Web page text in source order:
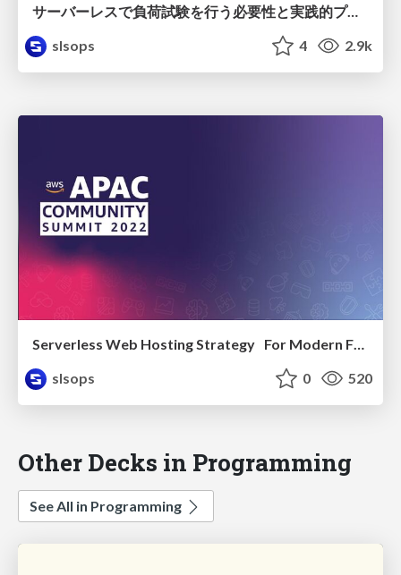
サーバーレスで負荷試験を行う必要性と実践的プラクティスの紹介/slsdays-tokyo-2023
slsops
4 2.9k
Serverless Web Hosting Strategy For Modern Front-end Application
slsops
0 520
Other Decks in Programming
See All in Programming